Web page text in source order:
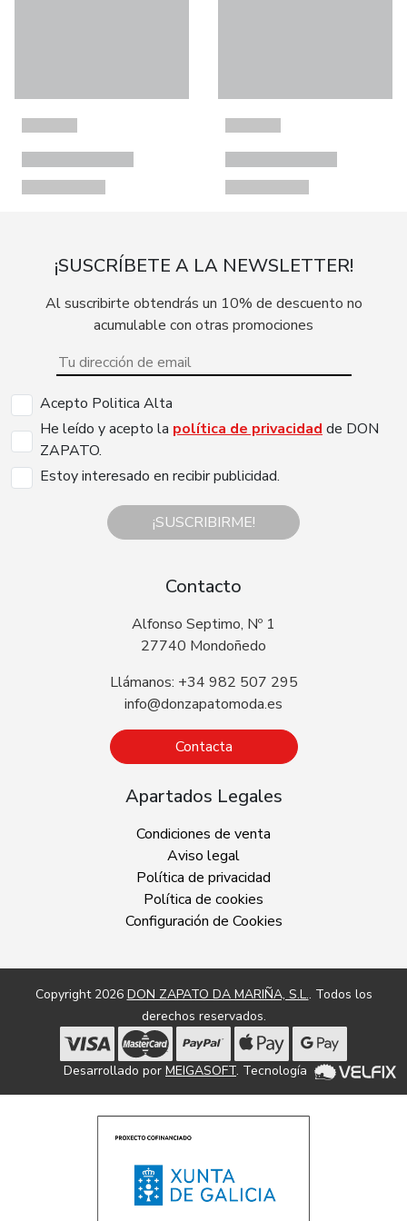
¡SUSCRÍBETE A LA NEWSLETTER!
Al suscribirte obtendrás un 10% de descuento no
acumulable con otras promociones
Acepto Politica Alta
He leído y acepto la política de privacidad de DON
ZAPATO.
Estoy interesado en recibir publicidad.
¡SUSCRIBIRME!
Contacto
Alfonso Septimo, Nº 1
27740 Mondoñedo
Llámanos: +34 982 507 295
info@donzapatomoda.es
Contacta
Apartados Legales
Condiciones de venta
Aviso legal
Política de privacidad
Política de cookies
Configuración de Cookies
Copyright 2026 DON ZAPATO DA MARIÑA, S.L.. Todos los
derechos reservados.
Desarrollado por MEIGASOFT. Tecnología